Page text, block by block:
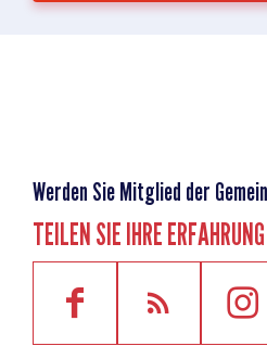
Werden Sie Mitglied der
TEILEN SIE IHRE ERFAHRUNG